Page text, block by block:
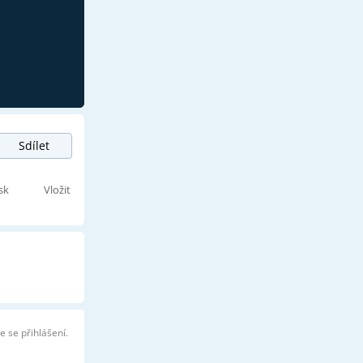
Sdílet
Vložit
se přihlášení.